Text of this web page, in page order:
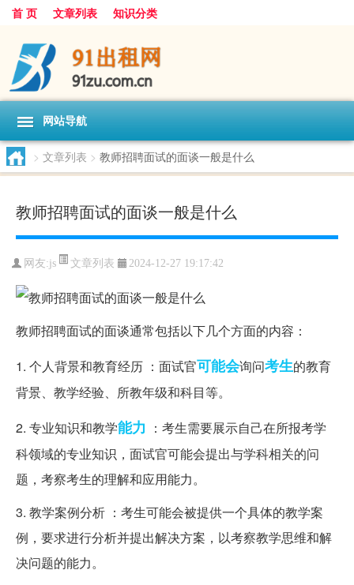
首 页 文章列表 知识分类
网站导航
> 文章列表 > 教师招聘面试的面谈一般是什么
教师招聘面试的面谈一般是什么
网友:js 文章列表 2024-12-27 19:17:42
教师招聘面试的面谈通常包括以下几个方面的内容：
1. 个人背景和教育经历 ：面试官可能会询问考生的教育
背景、教学经验、所教年级和科目等。
2. 专业知识和教学能力 ：考生需要展示自己在所报考学
科领域的专业知识，面试官可能会提出与学科相关的问
题，考察考生的理解和应用能力。
3. 教学案例分析 ：考生可能会被提供一个具体的教学案
例，要求进行分析并提出解决方案，以考察教学思维和解
决问题的能力。